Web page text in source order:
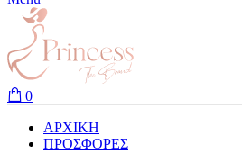
0
ΑΡΧΙΚΗ
ΠΡΟΣΦΟΡΕΣ